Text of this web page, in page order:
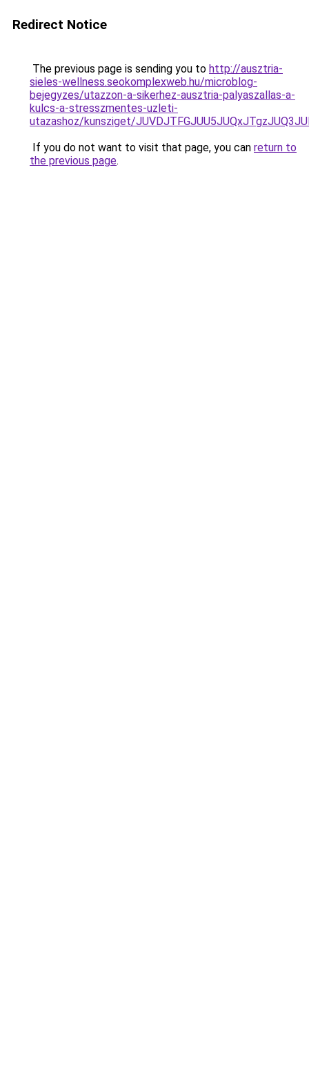
Redirect Notice
The previous page is sending you to http://ausztria-
sieles-wellness.seokomplexweb.hu/microblog-
bejegyzes/utazzon-a-sikerhez-ausztria-palyaszallas-a-
kulcs-a-stresszmentes-uzleti-
utazashoz/kunsziget/
If you do not want to visit that page, you can return to
the previous page.